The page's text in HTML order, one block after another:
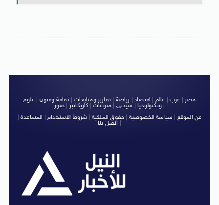
مصر عرب عالم اقتصاد رياضة |تقارير ومتابعات|ثقافة وفنون
علوم
وتكنولوجيا| سيدتى منوعات كاريكاتير صور
|
عن الموقع
سياسة الخصوصية حقوق الملكية شروط الاستخدام| المساعدة|
اتصل بنا